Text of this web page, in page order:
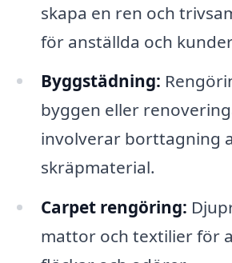
skapa en ren och
för anställda och
Byggstädning:
byggen eller
involverar borttagning
skräpmaterial.
Carpet rengöring:
mattor och textilier för